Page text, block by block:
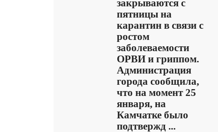
закрываются с
пятницы на
карантин в связи с
ростом
заболеваемости
ОРВИ и гриппом.
Администрация
города сообщила,
что на момент 25
января, на
Камчатке было
подтвержд ...